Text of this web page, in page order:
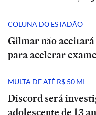
COLUNA DO ESTADÃO
Gilmar não
para acelerar
MULTA DE ATÉ R$ 50 MI
Discord será
adolescente de 13